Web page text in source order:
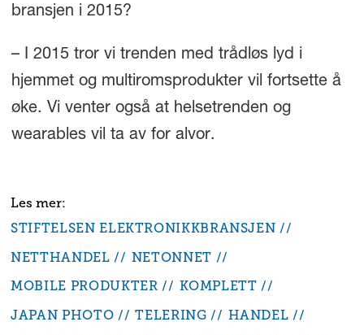
bransjen i 2015?
– I 2015 tror vi trenden med trådløs lyd i
hjemmet og multiromsprodukter vil fortsette å
øke. Vi venter også at helsetrenden og
wearables vil ta av for alvor.
STIFTELSEN ELEKTRONIKKBRANSJEN
NETTHANDEL
NETONNET
MOBILE PRODUKTER
KOMPLETT
JAPAN PHOTO
TELERING
HANDEL